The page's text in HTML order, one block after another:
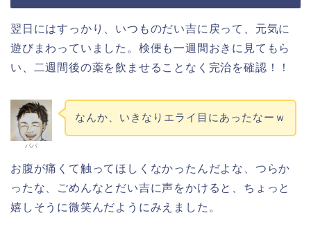
翌日にはすっかり、いつものだい吉に戻って、元気に
遊びまわっていました。検便も一週間おきに見てもら
い、二週間後の薬を飲ませることなく完治を確認！！
パパ
なんか、いきなりエライ目にあったなーｗ
お腹が痛くて触ってほしくなかったんだよな、つらか
ったな、ごめんなとだい吉に声をかけると、ちょっと
嬉しそうに微笑んだようにみえました。